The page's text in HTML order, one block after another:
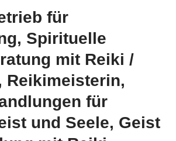
für
Spirituelle
mit Reiki /
Reikimeisterin,
für
und Seele, Geist